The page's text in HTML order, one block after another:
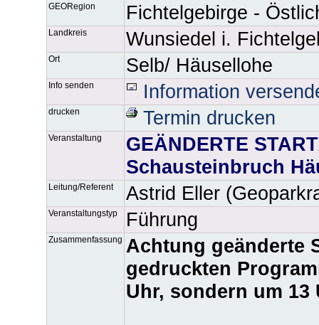
GEORegion Fichtelgebirge -
Landkreis Wunsiedel i.
Ort Selb/ Häusellohe
Info senden Information
drucken Termin drucken
Veranstaltung
GEÄNDERTE
Schausteinbruch
Leitung/Referent Astrid Eller
Veranstaltungstyp Führung
Zusammenfassung Achtung geänderte
gedruckten
Uhr, sondern um 13